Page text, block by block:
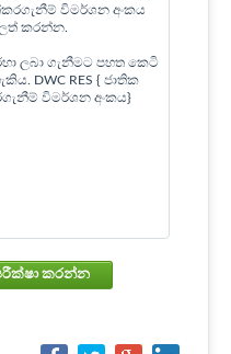
විමර්ශන අංකය
කරන්න.
ලබා ගැනීමට පහත කෙටි
DWC RES { ජාතික
විමර්ශන අංකය}
වෙන්කරවා ගැනීමේ තත්වය පරීක්ෂා කරන්න